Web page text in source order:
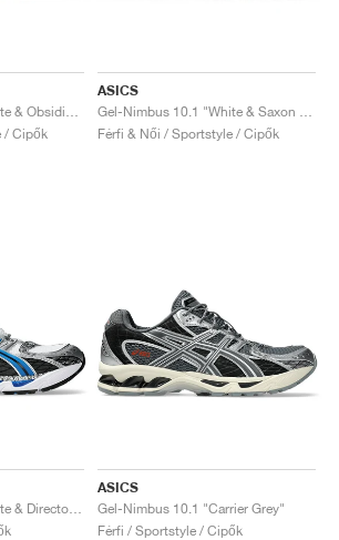
/ Cipők
ASICS
Férfi & Női / Sportstyle / Cipők
ASICS
Gel-Nimbus 10.1 "Carrier Grey"
Férfi / Sportstyle / Cipők